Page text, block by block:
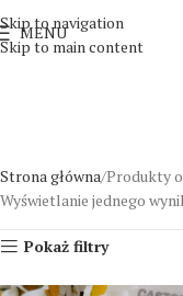
Skip to navigation
Skip to main content
MENU
Strona główna Produkty
Wyświetlanie jednego
Pokaż filtry